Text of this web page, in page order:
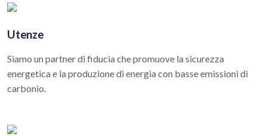
Utenze
Siamo un partner di fiducia che promuove la sicurezza
energetica e la produzione di energia con basse emissioni di
carbonio.